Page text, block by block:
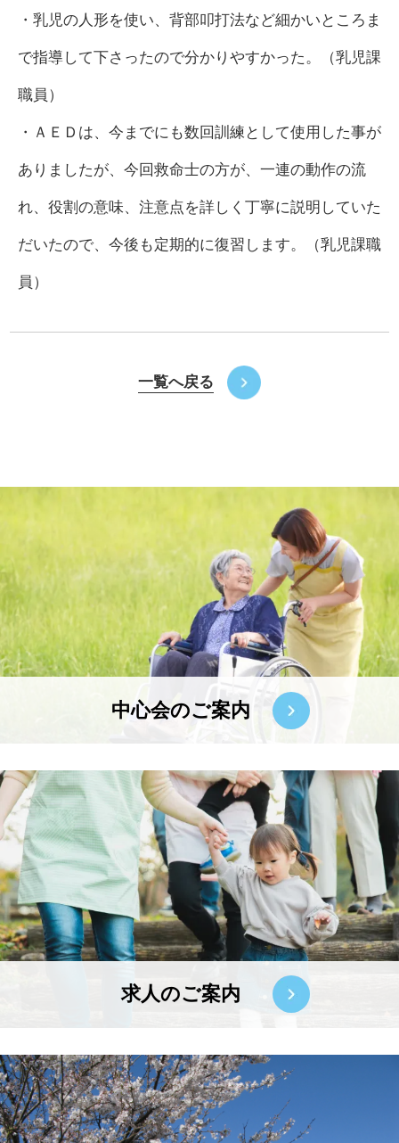
・乳児の人形を使い、背部叩打法など細かいところま
で指導して下さったので分かりやすかった。（乳児課
職員）
・ＡＥＤは、今までにも数回訓練として使用した事が
ありましたが、今回救命士の方が、一連の動作の流
れ、役割の意味、注意点を詳しく丁寧に説明していた
だいたので、今後も定期的に復習します。（乳児課職
員）
一覧へ戻る
中心会のご案内
求人のご案内